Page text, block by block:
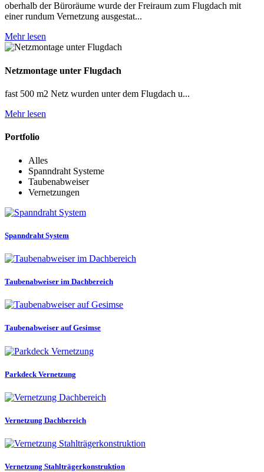
oberhalb der Büroräume wurde der Freiraum zum Flugdach mit
einer rundum Vernetzung ausgestat...
Mehr lesen
Netzmontage unter Flugdach
fast 500 m2 Netz wurden unter dem Flugdach u...
Mehr lesen
Portfolio
Alles
Spanndraht Systeme
Taubenabweiser
Vernetzungen
Spanndraht System
Taubenabweiser im Dachbereich
Taubenabweiser auf Gesimse
Parkdeck Vernetzung
Vernetzung Dachbereich
Vernetzung Stahlträgerkonstruktion